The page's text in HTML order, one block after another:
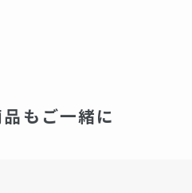
もご一緒に